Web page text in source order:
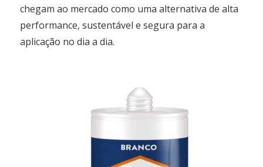
chegam ao mercado como uma alternativa de alta
performance, sustentável e segura para a
aplicação no dia a dia.